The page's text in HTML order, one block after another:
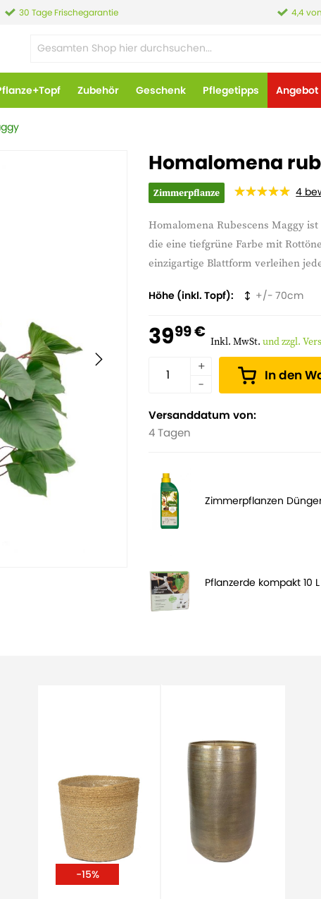
30 Tage Frischegarantie 4,4
Zubehör Geschenk Pflegetipps Angebot
Homalomena
Zimmerpflanze 4
Homalomena Rubescens Maggy
die eine tiefgrüne Farbe mit
einzigartige Blattform verleihen
Höhe (inkl. Topf) 70
3999 € Inkl. MwSt.und zzgl.
In den
Versanddatum von:
4 Tagen
Zimmerpflanzen
Pflanzerde kompakt 10 L
-15%